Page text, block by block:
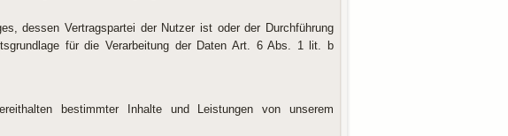
dessen Vertragspartei der Nutzer ist oder der Durchführung
für die Verarbeitung der Daten Art. 6 Abs. 1 lit. b
bestimmter Inhalte und Leistungen von unserem